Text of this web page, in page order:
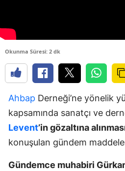
Okunma Süresi: 2 dk
Ahbap Derneği’ne yönelik
kapsamında sanatçı ve
Levent’in gözaltına
konuşulan gündem
Gündemce muhabiri